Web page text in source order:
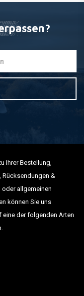
Ihrer Bestellung,
Rücksendungen &
oder allgemeinen
können Sie uns
eine der folgenden Arten